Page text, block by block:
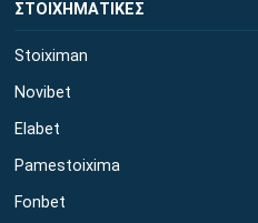
ΣΤΟΙΧΗΜΑΤΙΚΕΣ
Stoiximan
Novibet
Elabet
Pamestoixima
Fonbet